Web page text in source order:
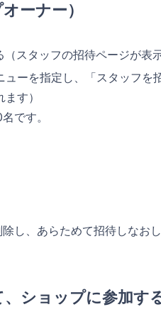
ーナー）
スタッフの招待ページが表示
ーを指定し、「スタッフを
す）
です。
し、あらためて招待しなおし
ショップに参加す